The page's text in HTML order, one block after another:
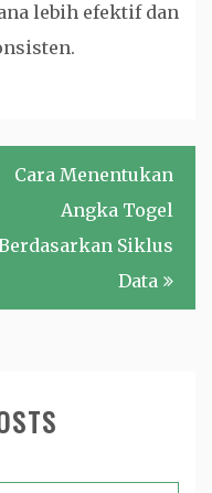
lebih efektif dan
Cara Menentukan
Angka Togel
Siklus
Data